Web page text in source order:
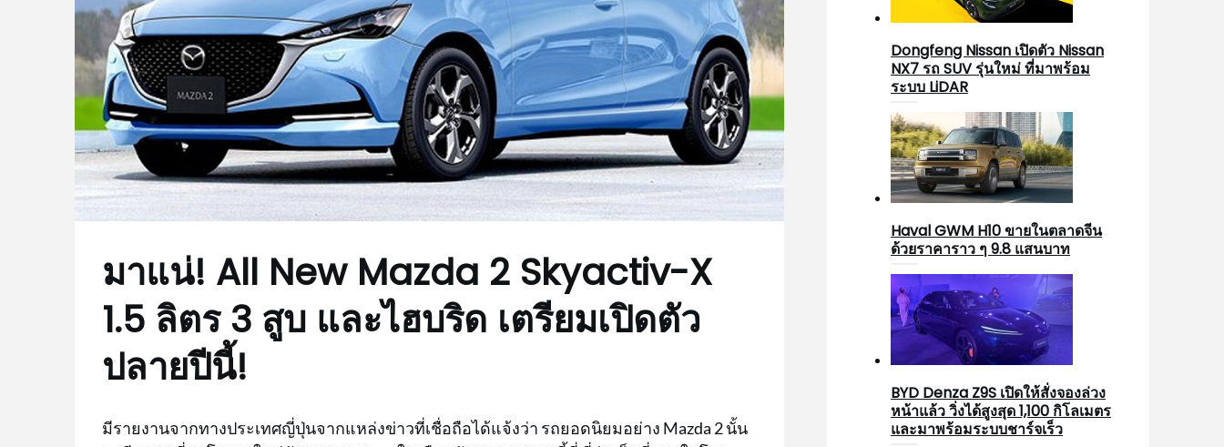
มาแน่! All New Mazda 2 Skyactiv-X
1.5 ลิตร 3 สูบ และไฮบริด เตรียมเปิดตัว
ปลายปีนี้!
มีรายงานจากทางประเทศญี่ปุ่นจากแหล่งข่าวที่เชื่อถือได้แจ้งว่า รถยอดนิยมอย่าง Mazda 2 นั้น
Dongfeng Nissan เปิดตัว Nissan
NX7 รถ SUV รุ่นใหม่ ที่มาพร้อม
ระบบ LiDAR
Haval GWM H10 ขายในตลาดจีน
ด้วยราคาราว ๆ 9.8 แสนบาท
BYD Denza Z9S เปิดให้สั่งจองล่วง
หน้าแล้ว วิ่งได้สูงสุด 1,100 กิโลเมตร
และมาพร้อมระบบชาร์จเร็ว